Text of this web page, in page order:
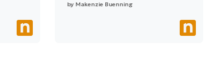
by Makenzie Buenning